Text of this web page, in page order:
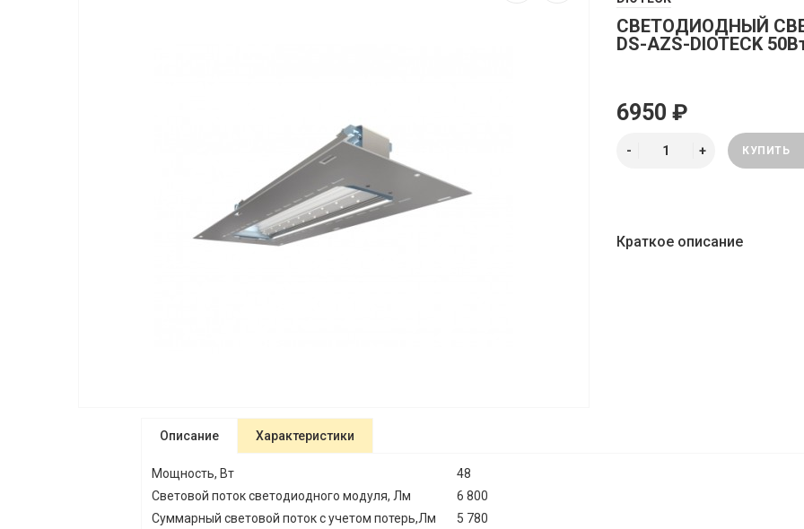
СВЕТОДИОДНЫЙ
DS-AZS-DIOTECK
6950 ₽
КУПИТЬ
Краткое описание
Описание Характеристики
Мощность, Вт
48
Световой поток светодиодного модуля, Лм
6 800
Суммарный световой поток с учетом потерь,Лм
5 780